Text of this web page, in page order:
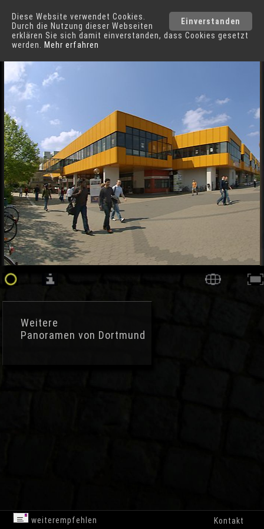
Einverstanden
Diese Website verwendet Cookies.
Durch die Nutzung dieser Webseiten
erklären Sie sich damit einverstanden, dass Cookies gesetzt
werden.
Mehr erfahren
Dortmund Städte
Weitere
Panoramen von Dortmund
weiterempfehlen Kontakt